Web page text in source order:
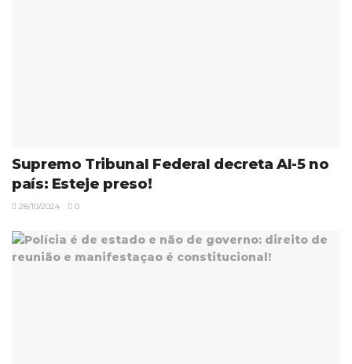
Supremo Tribunal Federal decreta AI-5 no
país: Esteje preso!
28/10/2024 0